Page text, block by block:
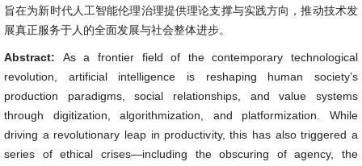
旨在为新时代人工智能伦理治理提供理论支撑与实践方向，推动技术发
展真正服务于人的全面发展与社会整体进步。
Abstract: As a frontier field of the contemporary technological
revolution, artificial intelligence is reshaping human society’s
production paradigms, social relationships, and value systems
through digitization, algorithmization, and platformization. While
driving a revolutionary leap in productivity, this has also triggered a
series of ethical crises—including the obscuring of agency, the